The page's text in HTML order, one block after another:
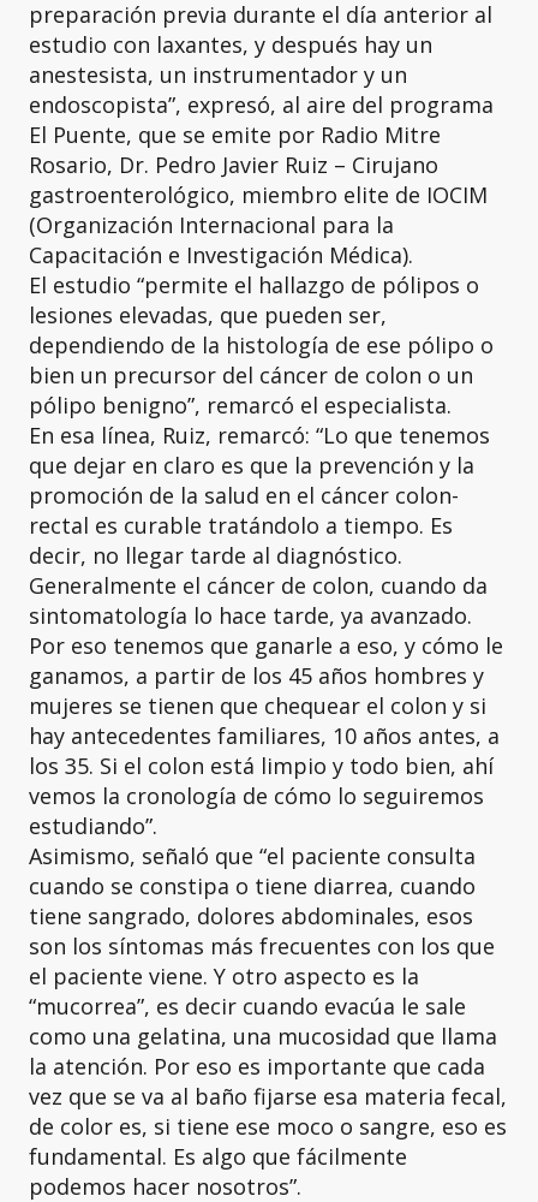
preparación previa durante el día anterior al
estudio con laxantes, y después hay un
anestesista, un instrumentador y un
endoscopista”, expresó, al aire del programa
El Puente, que se emite por Radio Mitre
Rosario, Dr. Pedro Javier Ruiz – Cirujano
gastroenterológico, miembro elite de IOCIM
(Organización Internacional para la
Capacitación e Investigación Médica).
El estudio “permite el hallazgo de pólipos o
lesiones elevadas, que pueden ser,
dependiendo de la histología de ese pólipo o
bien un precursor del cáncer de colon o un
pólipo benigno”, remarcó el especialista.
En esa línea, Ruiz, remarcó: “Lo que tenemos
que dejar en claro es que la prevención y la
promoción de la salud en el cáncer colon-
rectal es curable tratándolo a tiempo. Es
decir, no llegar tarde al diagnóstico.
Generalmente el cáncer de colon, cuando da
sintomatología lo hace tarde, ya avanzado.
Por eso tenemos que ganarle a eso, y cómo le
ganamos, a partir de los 45 años hombres y
mujeres se tienen que chequear el colon y si
hay antecedentes familiares, 10 años antes, a
los 35. Si el colon está limpio y todo bien, ahí
vemos la cronología de cómo lo seguiremos
estudiando”.
Asimismo, señaló que “el paciente consulta
cuando se constipa o tiene diarrea, cuando
tiene sangrado, dolores abdominales, esos
son los síntomas más frecuentes con los que
el paciente viene. Y otro aspecto es la
“mucorrea”, es decir cuando evacúa le sale
como una gelatina, una mucosidad que llama
la atención. Por eso es importante que cada
vez que se va al baño fijarse esa materia fecal,
de color es, si tiene ese moco o sangre, eso es
fundamental. Es algo que fácilmente
podemos hacer nosotros”.